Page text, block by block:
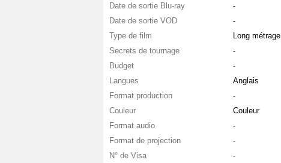
Date de sortie Blu-ray
-
Date de sortie VOD
-
Type de film
Long métrage
Secrets de tournage
-
Budget
-
Langues
Anglais
Format production
-
Couleur
Couleur
Format audio
-
Format de projection
-
N° de Visa
-